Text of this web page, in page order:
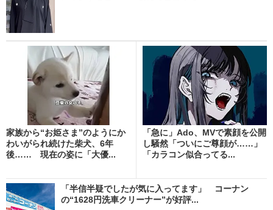
家族から“お姫さま”のようにか
わいがられ続けた柴犬、6年
後…… 現在の姿に「大優...
「急に」Ado、MVで素顔を公開
し騒然「ついにご尊顔が……」
「カラコン似合ってる...
「半信半疑でしたが気に入ってます」 コーナン
の“1628円洗車クリーナー”が好評...